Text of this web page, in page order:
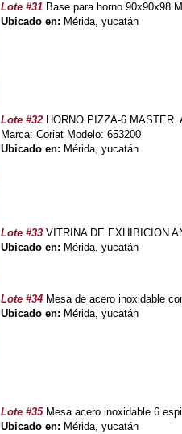
Lote #31 Base para horno 90x90x98
Ubicado en: Mérida, yucatán
Lote #32 HORNO PIZZA-6
Marca: Coriat Modelo: 653200
Ubicado en: Mérida, yucatán
Lote #33 VITRINA DE EXHIBICION
Ubicado en: Mérida, yucatán
Lote #34 Mesa de acero inoxidable
Ubicado en: Mérida, yucatán
Lote #35Mesa acero inoxidable 6
Ubicado en: Mérida, yucatán